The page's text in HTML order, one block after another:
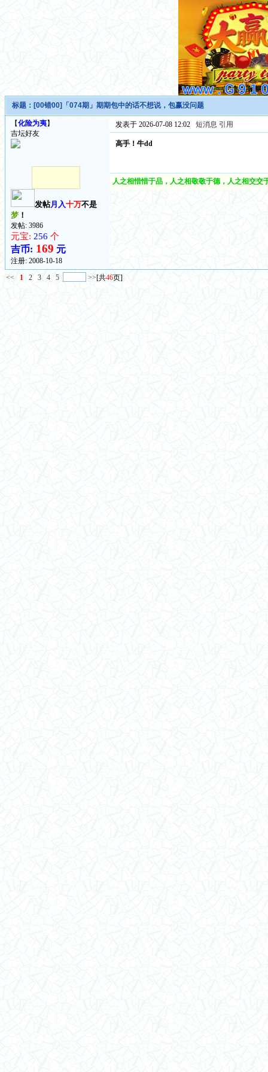
标题： [00错00]「074期」期期包中的话不想说，包赢没问题
【化险为夷】
吉坛好友
发帖月入十万不是
梦！
发帖: 3986
元宝: 256 个
吉币: 169 元
注册: 2008-10-18
发表于 2026-07-08 12:02 短消息 引用
高手！牛dd
人之相惜惜于品，人之相敬敬于德，人之相交
<< 1 2 3 4 5 >>[共46页]